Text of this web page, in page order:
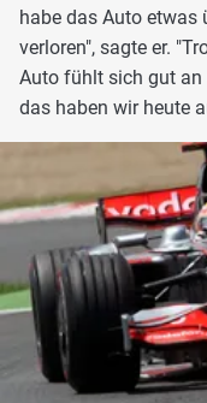
habe das Auto etwas
verloren", sagte er.
Auto fühlt sich gut an
das haben wir heute